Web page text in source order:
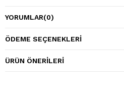
YORUMLAR(0)
ÖDEME SEÇENEKLERI
ÜRÜN ÖNERILERI